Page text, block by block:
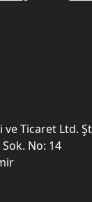
ve Ticaret Ltd.
No: 14